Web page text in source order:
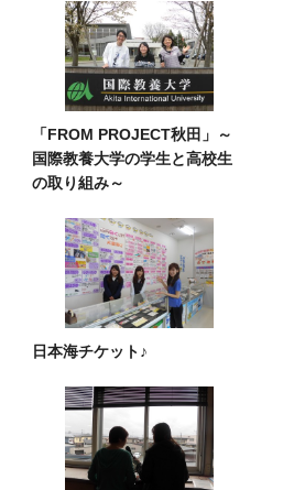
「FROM PROJECT秋田」～
国際教養大学の学生と高校生
の取り組み～
日本海チケット♪